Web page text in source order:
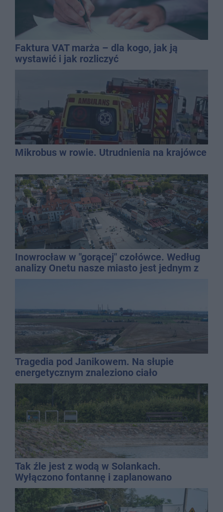
Faktura VAT marża – dla kogo, jak ją
wystawić i jak rozliczyć
Mikrobus w rowie. Utrudnienia na krajówce
Inowrocław w "gorącej" czołówce. Według
analizy Onetu nasze miasto jest jednym z
Tragedia pod Janikowem. Na słupie
energetycznym znaleziono ciało
mężczyzny
Tak źle jest z wodą w Solankach.
Wyłączono fontannę i zaplanowano
dolewkę